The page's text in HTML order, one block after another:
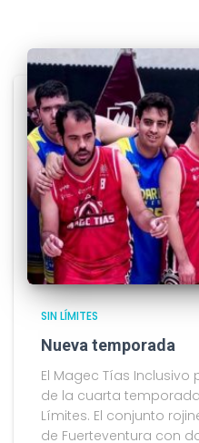
SIN LÍMITES
Nueva temporada
El Magec Tías
de la cuarta
Límites. El conjunto
de Fuerteventura con